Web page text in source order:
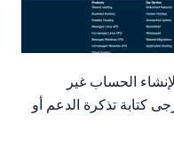
الحساب غير
كتابة تذكرة الدعم أو